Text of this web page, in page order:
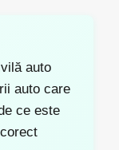
auto
auto care
ce este